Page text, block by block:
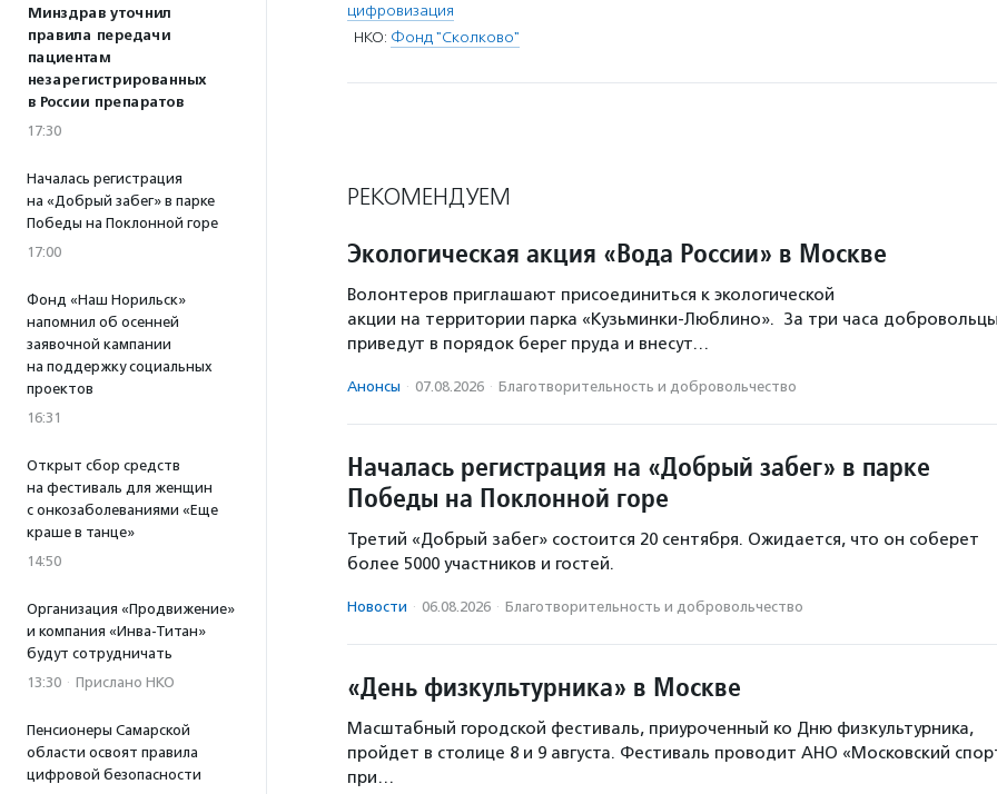
Минздрав уточнил
правила передачи
пациентам
незарегистрированных
в России препаратов
17:30
Началась регистрация
на «Добрый забег» в парке
Победы на Поклонной горе
17:00
Фонд «Наш Норильск»
напомнил об осенней
заявочной кампании
на поддержку социальных
проектов
16:31
Открыт сбор средств
на фестиваль для женщин
с онкозаболеваниями «Еще
краше в танце»
14:50
Организация «Продвижение»
и компания «Инва-Титан»
будут сотрудничать
13:30 · Прислано НКО
Пенсионеры Самарской
области освоят правила
цифровой безопасности
цифровизация
НКО: Фонд "Сколково"
РЕКОМЕНДУЕМ
Экологическая акция «Вода России» в Москве
Волонтеров приглашают присоединиться к экологической
акции на территории парка «Кузьминки-Люблино». За три часа
приведут в порядок берег пруда и внесут…
Анонсы · 07.08.2026 · Благотвори­тель­ность и доброволь­чест­во
Началась регистрация на «Добрый забег» в парке
Победы на Поклонной горе
Третий «Добрый забег» состоится 20 сентября. Ожидается, что он соберет
более 5000 участников и гостей.
Новости · 06.08.2026 · Благотвори­тель­ность и доброволь­чест­во
«День физкультурника» в Москве
Масштабный городской фестиваль, приуроченный ко Дню физкультурника,
пройдет в столице 8 и 9 августа. Фестиваль проводит АНО «Московский
при…